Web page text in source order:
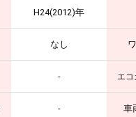
H24(2012)年
なし
- エ
- 車